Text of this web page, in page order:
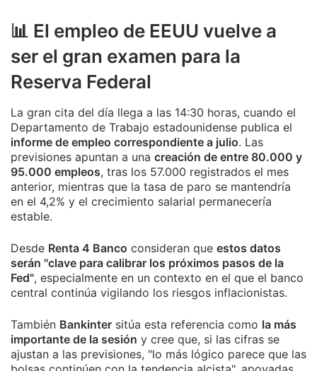
📊 El empleo de EEUU vuelve a
ser el gran examen para la
Reserva Federal
La gran cita del día llega a las 14:30 horas, cuando el
Departamento de Trabajo estadounidense publica el
informe de empleo correspondiente a julio. Las
previsiones apuntan a una creación de entre 80.000 y
95.000 empleos, tras los 57.000 registrados el mes
anterior, mientras que la tasa de paro se mantendría
en el 4,2% y el crecimiento salarial permanecería
estable.
Desde Renta 4 Banco consideran que estos datos
serán "clave para calibrar los próximos pasos de la
Fed", especialmente en un contexto en el que el banco
central continúa vigilando los riesgos inflacionistas.
También Bankinter sitúa esta referencia como la más
importante de la sesión y cree que, si las cifras se
ajustan a las previsiones, "lo más lógico parece que las